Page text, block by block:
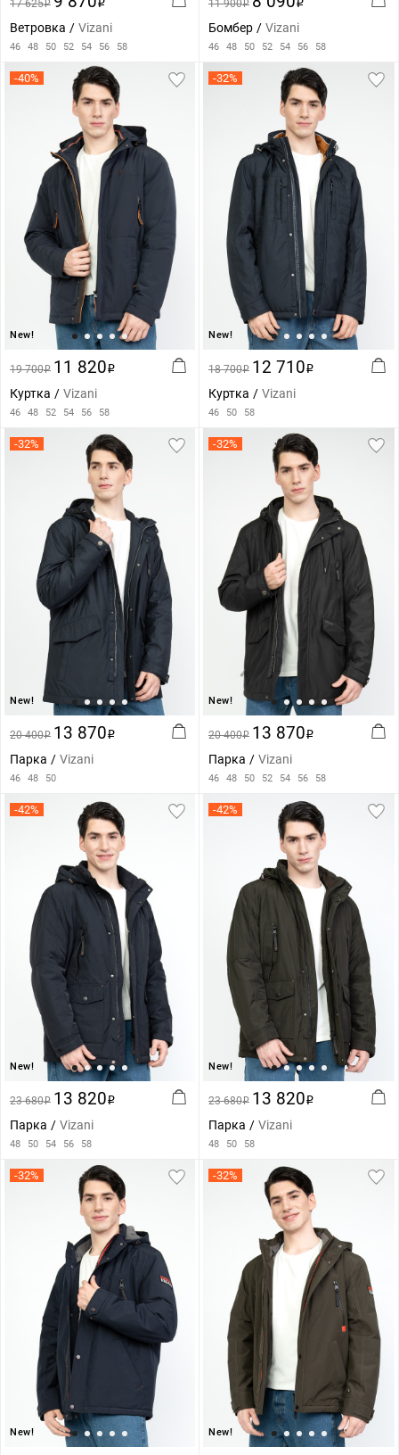
17 625i i
Ветровка Vizani
46 48 50 52 54 56 58
11 900i i
Бомбер Vizani
46 48 50 52 54 56 58
-40%
New!
19 700i 11 820i
Куртка Vizani
46 48 52 54 56 58
-32%
New!
18 700i 12 710i
Куртка Vizani
46 50 58
-32%
New!
20 400i 13 870i
Парка Vizani
46 48 50
-32%
New!
20 400i 13 870i
Парка Vizani
46 48 50 52 54 56 58
-42%
New!
23 680i 13 820i
Парка Vizani
48 50 54 56 58
-42%
New!
23 680i 13 820i
Парка Vizani
48 50 58
-32%
New!
-32%
New!